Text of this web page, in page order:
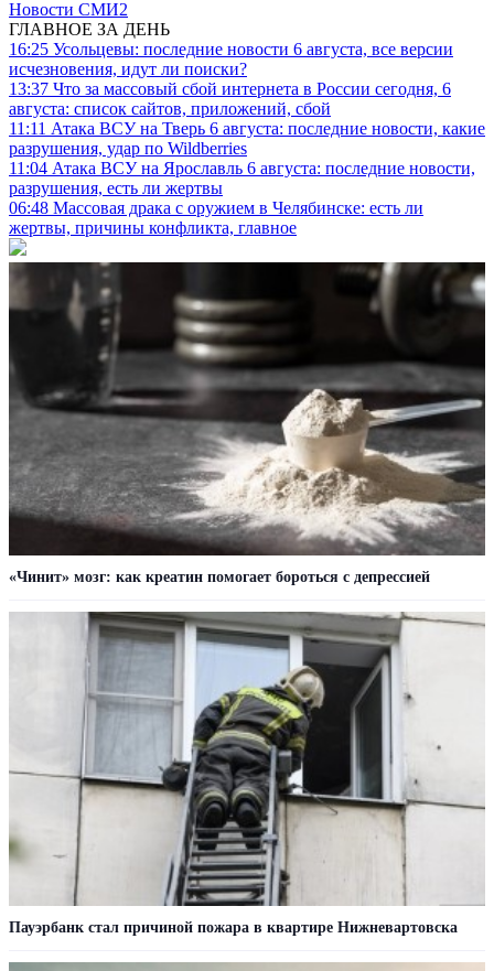
Новости СМИ2
ГЛАВНОЕ ЗА ДЕНЬ
16:25 Усольцевы: последние новости 6 августа, все версии
исчезновения, идут ли поиски?
13:37 Что за массовый сбой интернета в России сегодня, 6
августа: список сайтов, приложений, сбой
11:11 Атака ВСУ на Тверь 6 августа: последние новости, какие
разрушения, удар по Wildberries
11:04 Атака ВСУ на Ярославль 6 августа: последние новости,
разрушения, есть ли жертвы
06:48 Массовая драка с оружием в Челябинске: есть ли
жертвы, причины конфликта, главное
«Чинит» мозг: как креатин помогает бороться с депрессией
Пауэрбанк стал причиной пожара в квартире Нижневартовска